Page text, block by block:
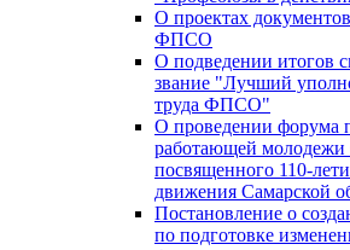
О проектах
ФПСО
О подведении итогов
звание "Лучший
труда ФПСО"
О проведении форума
работающей
посвященного 110-
движения Самарской
Постановление о
по подготовке